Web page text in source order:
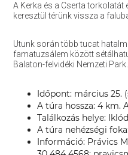
A Kerka és a Cserta torkolatát
keresztül térünk vissza a
Utunk során több tucat
famatuzsálem között
Balaton-felvidéki Nemzeti Park.
Időpont: március 25.
A túra hossza: 4 km.
Találkozás helye:
A túra nehézségi
Információ: Právics